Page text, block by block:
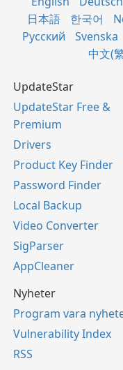
日本語
한국어
Русский
Svenska
中文(
UpdateStar
UpdateStar Free &
Premium
Drivers
Product Key Finder
Password Finder
Local Backup
Video Converter
SigParser
AppCleaner
Nyheter
Program vara
Vulnerability Index
RSS